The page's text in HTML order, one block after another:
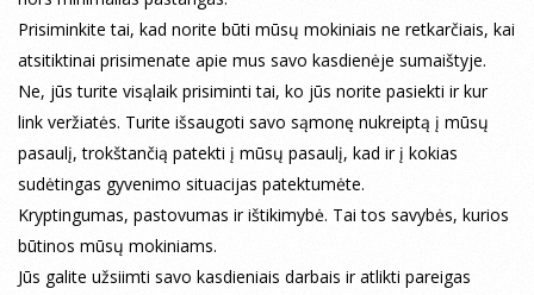
Prisiminkite tai, kad norite būti mūsų mokiniais ne retkarčiais, kai
atsitiktinai prisimenate apie mus savo kasdienėje sumaištyje.
Ne, jūs turite visąlaik prisiminti tai, ko jūs norite pasiekti ir kur
link veržiatės. Turite išsaugoti savo sąmonę nukreiptą į mūsų
pasaulį, trokštančią patekti į mūsų pasaulį, kad ir į kokias
sudėtingas gyvenimo situacijas patektumėte.
Kryptingumas, pastovumas ir ištikimybė. Tai tos savybės, kurios
būtinos mūsų mokiniams.
Jūs galite užsiimti savo kasdieniais darbais ir atlikti pareigas